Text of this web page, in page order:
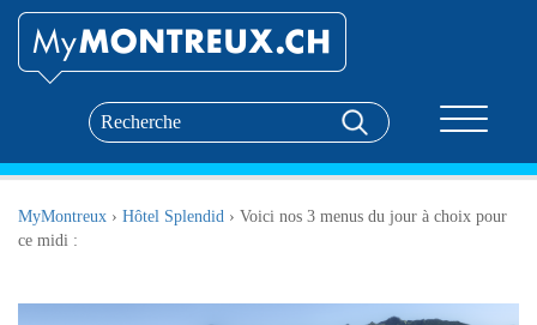
MyMontreux › Hôtel Splendid › Voici nos 3 menus du jour à choix pour
ce midi :